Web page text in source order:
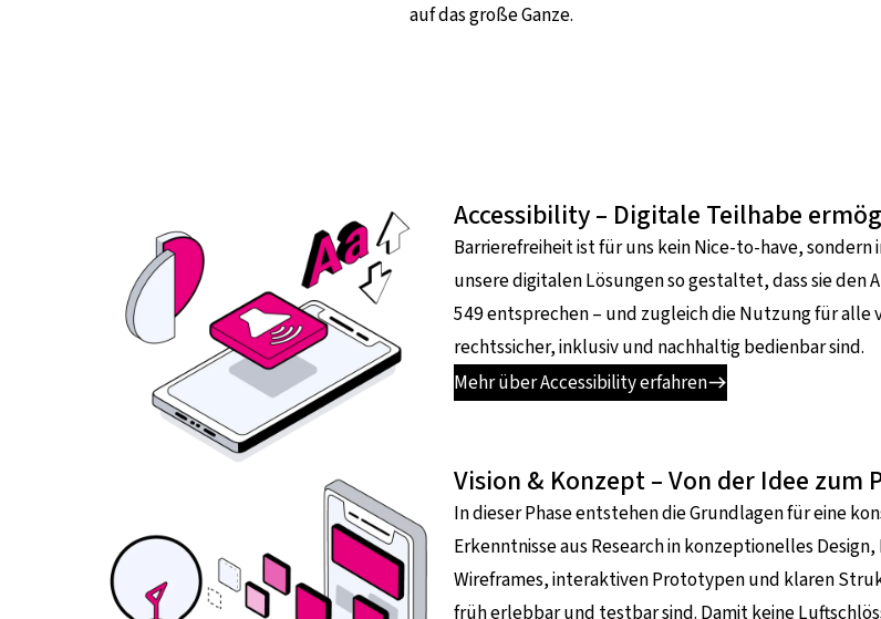
auf das große Ganze.
Accessibility – Digitale Teilhabe
Barrierefreiheit ist für uns kein Nice-to-have,
unsere digitalen Lösungen so gestaltet, dass sie den
549 entsprechen – und zugleich die Nutzung für
rechtssicher, inklusiv und nachhaltig bedienbar sind.
Mehr über Accessibility erfahren
Vision & Konzept – Von der Idee zum
In dieser Phase entstehen die Grundlagen für eine
Erkenntnisse aus Research in konzeptionelles
Wireframes, interaktiven Prototypen und klaren
früh erlebbar und testbar sind. Damit keine